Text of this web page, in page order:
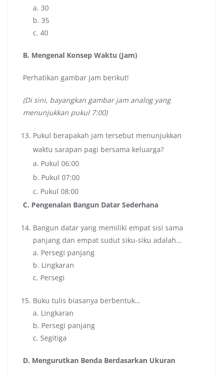
a. 30
b. 35
c. 40
B. Mengenal Konsep Waktu (Jam)
Perhatikan gambar jam berikut!
(Di sini, bayangkan gambar jam analog yang
menunjukkan pukul 7:00)
Pukul berapakah jam tersebut menunjukkan
waktu sarapan pagi bersama keluarga?
a. Pukul 06:00
b. Pukul 07:00
c. Pukul 08:00
C. Pengenalan Bangun Datar Sederhana
Bangun datar yang memiliki empat sisi sama
panjang dan empat sudut siku-siku adalah…
a. Persegi panjang
b. Lingkaran
c. Persegi
Buku tulis biasanya berbentuk…
a. Lingkaran
b. Persegi panjang
c. Segitiga
D. Mengurutkan Benda Berdasarkan Ukuran